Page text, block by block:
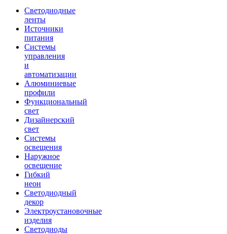
Светодиодные
ленты
Источники
питания
Системы
управления
и
автоматизации
Алюминиевые
профили
Функциональный
свет
Дизайнерский
свет
Системы
освещения
Наружное
освещение
Гибкий
неон
Светодиодный
декор
Электроустановочные
изделия
Светодиоды